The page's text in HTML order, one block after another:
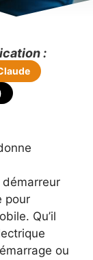
:
pour
Qu’il
ou